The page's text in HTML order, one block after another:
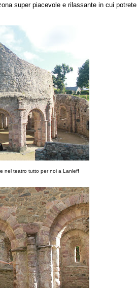
super piacevole e rilassante in cui potrete
nel teatro tutto per noi a Lanleff